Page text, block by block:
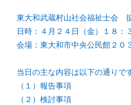
東大和武蔵村山社会福祉士会
日時：４月２４日（金）１８：
会場：東大和市中央公民館２０
当日の主な内容は以下の通りで
（１）報告事項
（２）検討事項